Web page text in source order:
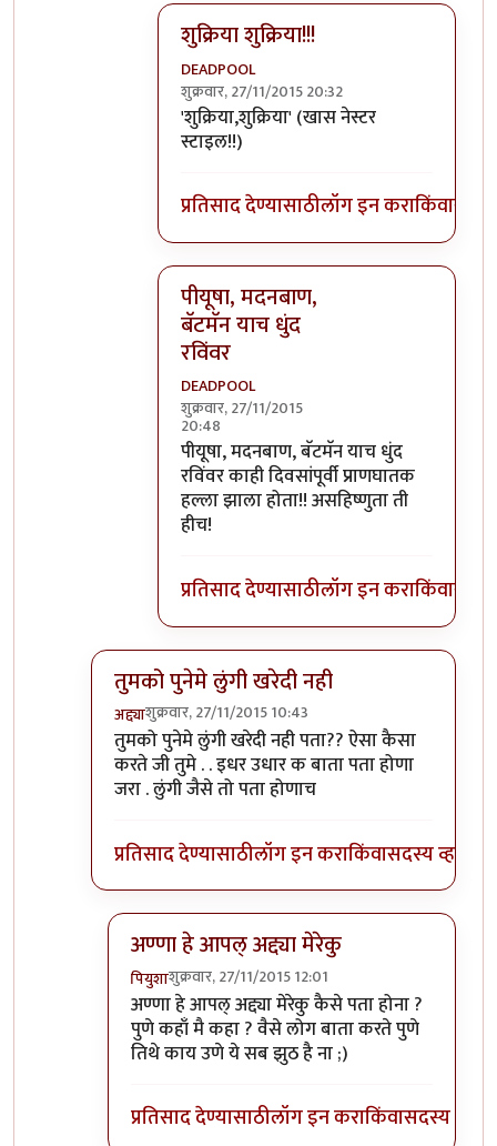
शुक्रिया शुक्रिया!!!
DEADPOOL
शुक्रवार, 27/11/2015 20:32
In reply toवा तुमच्यामुळे मी इतका विनोदी
'शुक्रिया,शुक्रिया' (खास नेस्टर
स्टाइल!!)
प्रतिसाद देण्यासाठीलॉग इन कराकिंवा
पीयूषा, मदनबाण,
बॅटमॅन याच धुंद
रविंवर
DEADPOOL
शुक्रवार, 27/11/2015
20:48
In reply toवा तुमच्यामुळे मी इतका विनोदी
पीयूषा, मदनबाण, बॅटमॅन याच धुंद
रविंवर काही दिवसांपूर्वी प्राणघातक
हल्ला झाला होता!! असहिष्णुता ती
हीच!
प्रतिसाद देण्यासाठीलॉग इन कराकिंवा
तुमको पुनेमे लुंगी खरेदी नही
अद्द्याशुक्रवार, 27/11/2015 10:43
In reply toपुणे काय ऑस्ट्रेलिया आहे काby
तुमको पुनेमे लुंगी खरेदी नही पता?? ऐसा कैसा
करते जी तुमे . . इधर उधार क बाता पता होणा
जरा . लुंगी जैसे तो पता होणाच
प्रतिसाद देण्यासाठीलॉग इन कराकिंवासदस्य व्हा
अण्णा हे आपल् अद्द्या मेरेकु
पियुशाशुक्रवार, 27/11/2015 12:01
In reply toतुमको पुनेमे लुंगी खरेदी नहीby
अण्णा हे आपल् अद्द्या मेरेकु कैसे पता होना ?
पुणे कहाँ मै कहा ? वैसे लोग बाता करते पुणे
तिथे काय उणे ये सब झुठ है ना ;)
प्रतिसाद देण्यासाठीलॉग इन कराकिंवासदस्य व्हा